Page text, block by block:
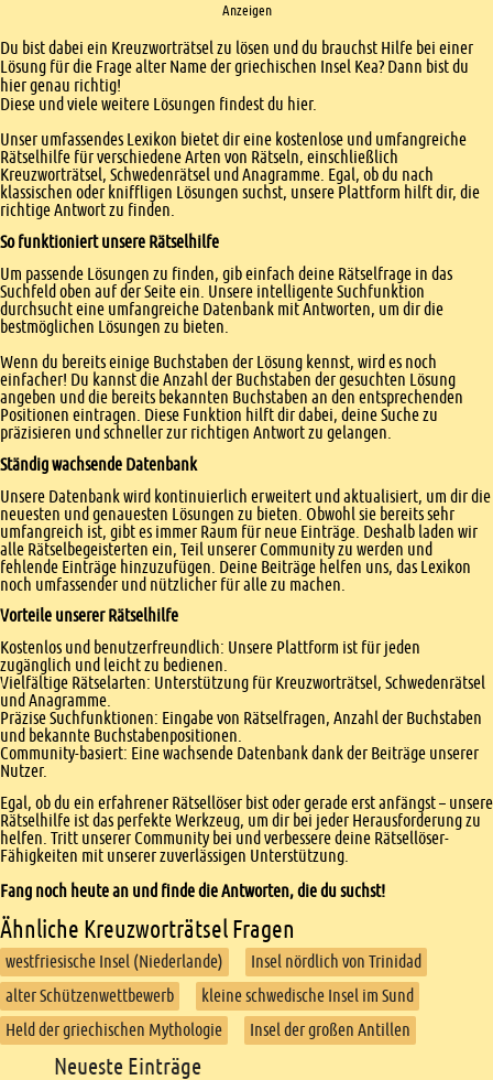
Anzeigen
Einleitung
Du bist dabei ein Kreuzworträtsel zu lösen und du brauchst Hilfe bei einer
Lösung für die Frage alter Name der griechischen Insel Kea? Dann bist du
hier genau richtig!
Diese und viele weitere Lösungen findest du hier.
Unser umfassendes Lexikon bietet dir eine kostenlose und umfangreiche
Rätselhilfe für verschiedene Arten von Rätseln, einschließlich
Kreuzworträtsel, Schwedenrätsel und Anagramme. Egal, ob du nach
klassischen oder kniffligen Lösungen suchst, unsere Plattform hilft dir, die
richtige Antwort zu finden.
So funktioniert unsere Rätselhilfe
Um passende Lösungen zu finden, gib einfach deine Rätselfrage in das
Suchfeld oben auf der Seite ein. Unsere intelligente Suchfunktion
durchsucht eine umfangreiche Datenbank mit Antworten, um dir die
bestmöglichen Lösungen zu bieten.
Wenn du bereits einige Buchstaben der Lösung kennst, wird es noch
einfacher! Du kannst die Anzahl der Buchstaben der gesuchten Lösung
angeben und die bereits bekannten Buchstaben an den entsprechenden
Positionen eintragen. Diese Funktion hilft dir dabei, deine Suche zu
präzisieren und schneller zur richtigen Antwort zu gelangen.
Ständig wachsende Datenbank
Unsere Datenbank wird kontinuierlich erweitert und aktualisiert, um dir die
neuesten und genauesten Lösungen zu bieten. Obwohl sie bereits sehr
umfangreich ist, gibt es immer Raum für neue Einträge. Deshalb laden wir
alle Rätselbegeisterten ein, Teil unserer Community zu werden und
fehlende Einträge hinzuzufügen. Deine Beiträge helfen uns, das Lexikon
noch umfassender und nützlicher für alle zu machen.
Vorteile unserer Rätselhilfe
Kostenlos und benutzerfreundlich: Unsere Plattform ist für jeden
zugänglich und leicht zu bedienen.
Vielfältige Rätselarten: Unterstützung für Kreuzworträtsel, Schwedenrätsel
und Anagramme.
Präzise Suchfunktionen: Eingabe von Rätselfragen, Anzahl der Buchstaben
und bekannte Buchstabenpositionen.
Community-basiert: Eine wachsende Datenbank dank der Beiträge unserer
Nutzer.
Egal, ob du ein erfahrener Rätsellöser bist oder gerade erst anfängst – unsere
Rätselhilfe ist das perfekte Werkzeug, um dir bei jeder Herausforderung zu
helfen. Tritt unserer Community bei und verbessere deine Rätsellöser-
Fähigkeiten mit unserer zuverlässigen Unterstützung.
Fang noch heute an und finde die Antworten, die du suchst!
Ähnliche Kreuzworträtsel Fragen
westfriesische Insel (Niederlande)
Insel nördlich von Trinidad
alter Schützenwettbewerb
kleine schwedische Insel im Sund
Held der griechischen Mythologie
Insel der großen Antillen
Footer content
Neueste Einträge